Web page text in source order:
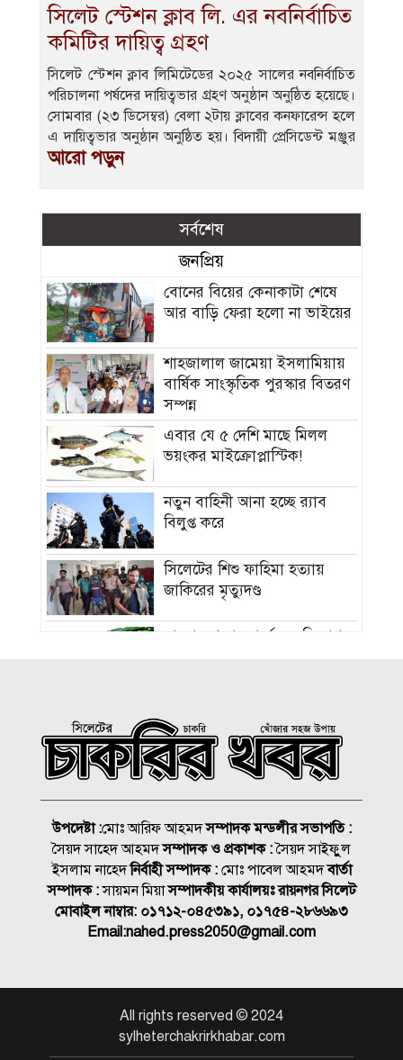
সিলেট স্টেশন ক্লাব লি. এর নবনির্বাচিত
কমিটির দায়িত্ব গ্রহণ
সিলেট স্টেশন ক্লাব লিমিটেডের ২০২৫ সালের নবনির্বাচিত
পরিচালনা পর্ষদের দায়িত্বভার গ্রহণ অনুষ্ঠান অনুষ্ঠিত হয়েছে।
সোমবার (২৩ ডিসেম্বর) বেলা ২টায় ক্লাবের কনফারেন্স হলে
এ দায়িত্বভার অনুষ্ঠান অনুষ্ঠিত হয়। বিদায়ী প্রেসিডেন্ট মঞ্জুর
আরো পড়ুন
সর্বশেষ
জনপ্রিয়
বোনের বিয়ের কেনাকাটা শেষে
আর বাড়ি ফেরা হলো না ভাইয়ের
শাহজালাল জামেয়া ইসলামিয়ায়
বার্ষিক সাংস্কৃতিক পুরস্কার বিতরণ
সম্পন্ন
এবার যে ৫ দেশি মাছে মিলল
ভয়ংকর মাইক্রোপ্লাস্টিক!
নতুন বাহিনী আনা হচ্ছে র‍্যাব
বিলুপ্ত করে
সিলেটের শিশু ফাহিমা হত্যায়
জাকিরের মৃত্যুদণ্ড
বাংলাদেশ চা বোর্ডে বড় নিয়োগ
হবে সংসদে
১৮নং ওয়ার্ড বিএনপির উদ্যোগে
মতবিনিময় ও উন্মুক্ত আলোচনা
সভা
কিনব্রিজ আড়াল করে ‘আই লাভ
সিলেট’ সাইনেজ কেন?
সিলেট মহানগর বিএনপির
সভাপতির দায়িত্বে ফিরলেন নাসিম
উপদেষ্টা :মোঃ আরিফ আহমদসম্পাদক মন্ডলীর সভাপতি :
সৈয়দ সাহেদ আহমদসম্পাদক ও প্রকাশক :সৈয়দ সাইফুুল
ইসলাম নাহেদনির্বাহী সম্পাদক :মোঃ পাবেল আহমদবার্তা
সম্পাদক :সায়মন মিয়াসম্পাদকীয় কার্যালয়ঃ রায়নগর সিলেট
মোবাইল নাম্বার: ০১৭১২-০৪৫৩৯১, ০১৭৫৪-২৮৬৬৯৩
Email:nahed.press2050@gmail.com
All rights reserved © 2024
sylheterchakrirkhabar.com